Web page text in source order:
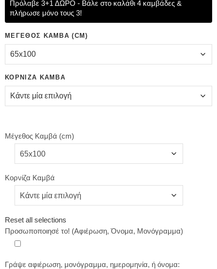
Πρόλαβε 3+1 ΔΩΡΟ - Βάλε στο καλάθι 4 καμβάδες &
πλήρωσε μόνο τους 3!
ΜΈΓΕΘΟΣ ΚΑΜΒΆ (CM)
ΚΟΡΝΊΖΑ ΚΑΜΒΆ
Μέγεθος Καμβά (cm)
Κορνίζα Καμβά
Reset all selections
Προσωποποιησέ το! (Αφιέρωση, Όνομα, Μονόγραμμα)
Γράψε αφιέρωση, μονόγραμμα, ημερομηνία, ή όνομα: